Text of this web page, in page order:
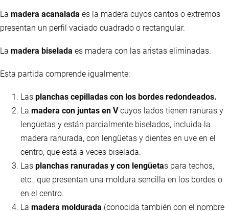
La madera acanalada es la madera cuyos cantos o extremos
presentan un perfil vaciado cuadrado o rectangular.
La madera biselada es madera con las aristas eliminadas.
Esta partida comprende igualmente:
Las planchas cepilladas con los bordes redondeados.
La madera con juntas en Vcuyos lados tienen ranuras y
lengüetas y están parcialmente biselados, incluida la
madera ranurada, con lengüetas y dientes en uve en el
centro, que está a veces biselada.
Las planchas ranuradas y con lengüetas para techos,
etc., que presentan una moldura sencilla en los bordes o
en el centro.
La madera moldurada (conocida también con el nombre